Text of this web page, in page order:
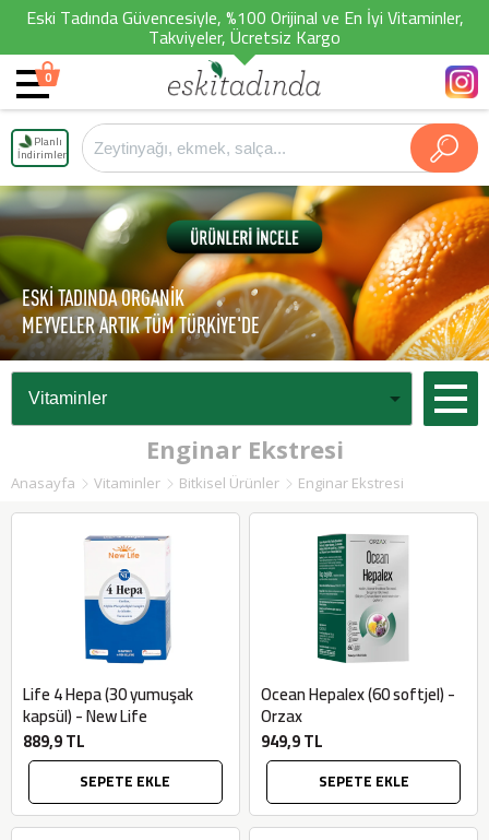
Eski Tadında Güvencesiyle, %100 Orijinal ve En İyi Vitaminler,
Takviyeler, Ücretsiz Kargo
0
Planlı
İndirimler
ESKİ TADINDA ORGANİK
MEYVELER ARTIK TÜM TÜRKİYE'DE
Enginar Ekstresi
Anasayfa Vitaminler Bitkisel Ürünler Enginar Ekstresi
Life 4 Hepa (30 yumuşak
kapsül) - New Life
889,9 TL
SEPETE EKLE
Ocean Hepalex (60 softjel) -
Orzax
949,9 TL
SEPETE EKLE